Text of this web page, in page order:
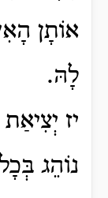
אוֹתָן
לָהּ.
יז
נוֹהֵג